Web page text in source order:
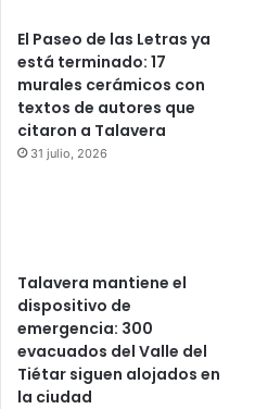
El Paseo de las Letras ya
está terminado: 17
murales cerámicos con
textos de autores que
citaron a Talavera
31 julio, 2026
Talavera mantiene el
dispositivo de
emergencia: 300
evacuados del Valle del
Tiétar siguen alojados en
la ciudad